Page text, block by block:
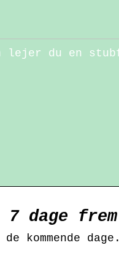
lejer du en
dage